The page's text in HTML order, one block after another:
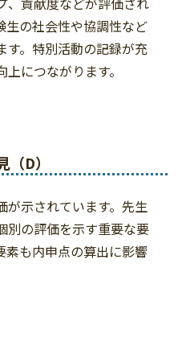
生の社会性や協調性など
す。特別活動の記録が充
につながります。
D）
が示されています。先生
別の評価を示す重要な要
素も内申点の算出に影響